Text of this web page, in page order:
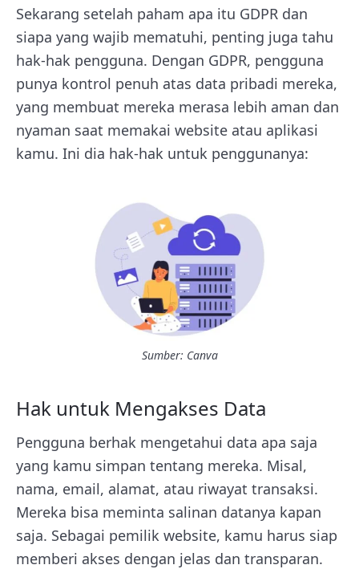
Sekarang setelah paham apa itu GDPR dan
siapa yang wajib mematuhi, penting juga tahu
hak-hak pengguna. Dengan GDPR, pengguna
punya kontrol penuh atas data pribadi mereka,
yang membuat mereka merasa lebih aman dan
nyaman saat memakai website atau aplikasi
kamu. Ini dia hak-hak untuk penggunanya:
Sumber: Canva
Hak untuk Mengakses Data
Pengguna berhak mengetahui data apa saja
yang kamu simpan tentang mereka. Misal,
nama, email, alamat, atau riwayat transaksi.
Mereka bisa meminta salinan datanya kapan
saja. Sebagai pemilik website, kamu harus siap
memberi akses dengan jelas dan transparan.